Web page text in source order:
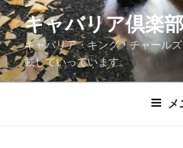
コ
ン
テ
ン
ツ
キャバリア倶楽部
キャバリア・キング・チャール
載していっています。
メ